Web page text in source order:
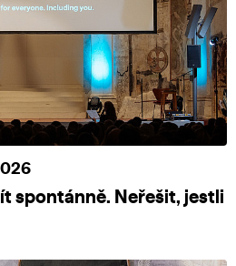
spontánně. Neřešit, jestli